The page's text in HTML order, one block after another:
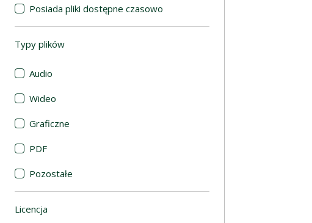
Posiada pliki dostępne czasowo
Typy plików
Audio
Wideo
Graficzne
PDF
Pozostałe
Licencja